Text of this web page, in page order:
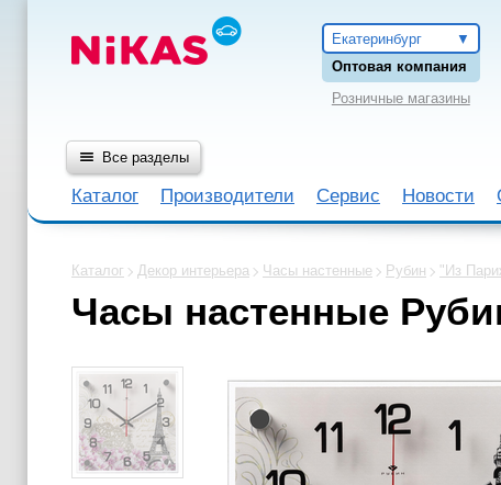
Екатеринбург
Оптовая компания
Розничные магазины
Все разделы
Каталог Производители Сервис Новости
Каталог Декор интерьера Часы настенные Рубин "Из
Часы настенные